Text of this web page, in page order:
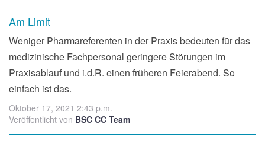
Am Limit
Weniger Pharmareferenten in der Praxis bedeuten für das
medizinische Fachpersonal geringere Störungen im
Praxisablauf und i.d.R. einen früheren Feierabend. So
einfach ist das.
Oktober 17, 2021 2:43 p.m.
Veröffentlicht von BSC CC Team